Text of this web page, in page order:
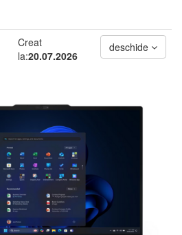
Creat
la:20.07.2026
deschide